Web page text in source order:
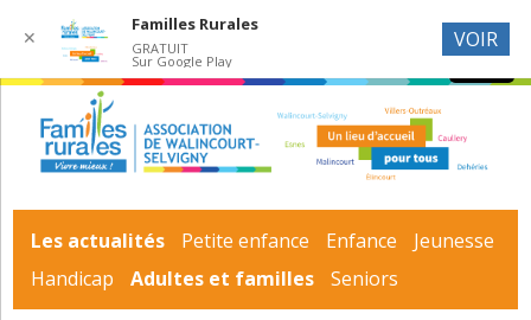
Les actualités Petite enfance Enfance
Jeunesse
Handicap
Adultes et familles Seniors
✕
Familles Rurales
GRATUIT
Sur Google Play
VOIR